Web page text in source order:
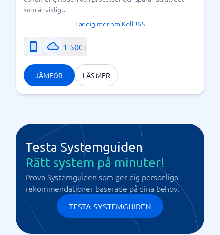
som är viktigt.
Lär dig mer om Koll365
1-500+
JÄMFÖR LÄS MER
Testa Systemguiden
Rätt system på minuter!
Prova Systemguiden som ger dig personliga
rekommendationer baserade på dina behov.
TESTA SYSTEMGUIDEN